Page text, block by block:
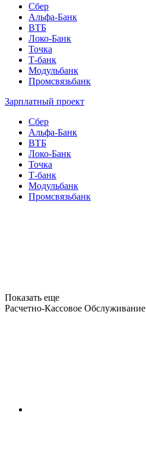
Сбер
Альфа-Банк
ВТБ
Локо-Банк
Точка
Т-банк
Модульбанк
Промсвязьбанк
Зарплатный проект
Сбер
Альфа-Банк
ВТБ
Локо-Банк
Точка
Т-банк
Модульбанк
Промсвязьбанк
Показать еще
Расчетно-Кассовое Обслуживание